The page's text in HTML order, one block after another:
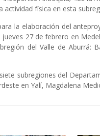
física en esta
la elaboración del
27 de febrero en
del Valle de Aburrá:
subregiones del
en Yalí, Magdalena